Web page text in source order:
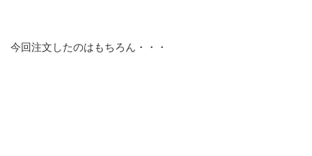
今回注文したのはもちろん・・・